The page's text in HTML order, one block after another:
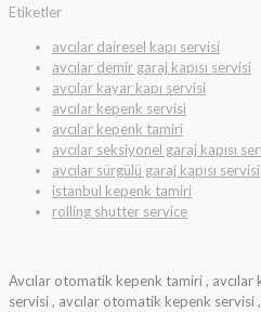
Etiketler
avcılar dairesel kapı servisi
avcılar demir garaj kapısı servisi
avcılar kayar kapı servisi
avcılar kepenk servisi
avcılar kepenk tamiri
avcılar seksiyonel garaj kapısı
avcılar sürgülü garaj kapısı servisi
istanbul kepenk tamiri
rolling shutter service
Avcılar otomatik kepenk tamiri , avcılar
servisi , avcılar otomatik kepenk servisi